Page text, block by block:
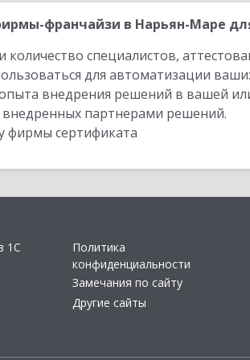
франчайзи в Нарьян-Маре
количество специалистов,
для автоматизации
внедрения решений в вашей
партнерами решений.
фирмы сертификата
1С
Политика
конфиденциальности
Замечания по сайту
Другие сайты